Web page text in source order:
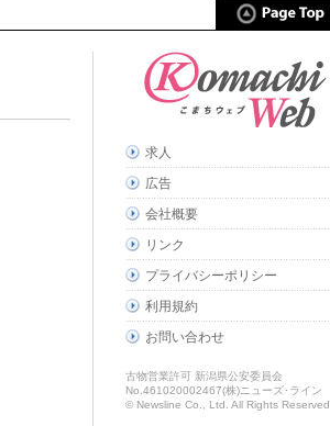
求人
広告
会社概要
リンク
プライバシーポリシー
利用規約
お問い合わせ
古物営業許可 新潟県公安委員会
No.461020002467(株)ニューズ･ライン
© Newsline Co., Ltd. All Rights Reserved.